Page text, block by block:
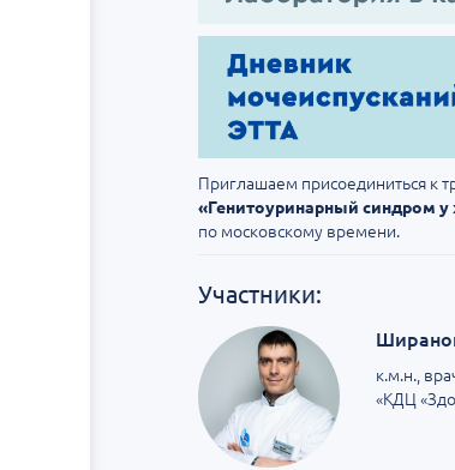
Приглашаем присоединиться к
«Генитоуринарный синдром
по московскому времени.
Участники:
к.м.н.,
«КДЦ